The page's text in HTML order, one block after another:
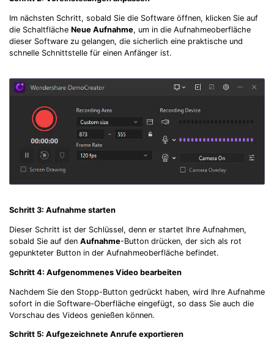
Im nächsten Schritt, sobald Sie die Software öffnen, klicken Sie auf
die Schaltfläche Neue Aufnahme, um in die Aufnahmeoberfläche
dieser Software zu gelangen, die sicherlich eine praktische und
schnelle Schnittstelle für einen Anfänger ist.
Schritt 3: Aufnahme starten
Dieser Schritt ist der Schlüssel, denn er startet Ihre Aufnahmen,
sobald Sie auf den Aufnahme-Button drücken, der sich als rot
gepunkteter Button in der Aufnahmeoberfläche befindet.
Schritt 4: Aufgenommenes Video bearbeiten
Nachdem Sie den Stopp-Button gedrückt haben, wird Ihre Aufnahme
sofort in die Software-Oberfläche eingefügt, so dass Sie auch die
Vorschau des Videos genießen können.
Schritt 5: Aufgezeichnete Anrufe exportieren